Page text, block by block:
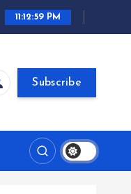
11:13:00 PM
Subscribe